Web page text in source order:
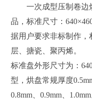
一次成型压制卷边
品，标准尺寸：
据用户要求非标制作
层、搪瓷、聚丙烯。
标准盘外形尺寸为：
型，烘盘常规厚度
0.8mm、0.9mm、